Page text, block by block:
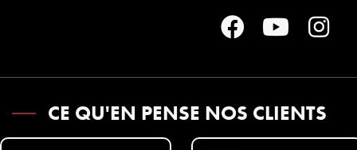
CE QU'EN PENSE NOS CLIENTS